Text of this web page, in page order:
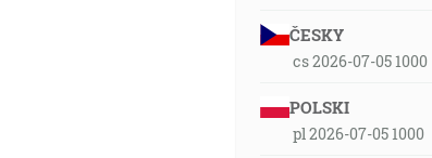
ČESKY
cs 2026-07-05 1000
POLSKI
pl 2026-07-05 1000